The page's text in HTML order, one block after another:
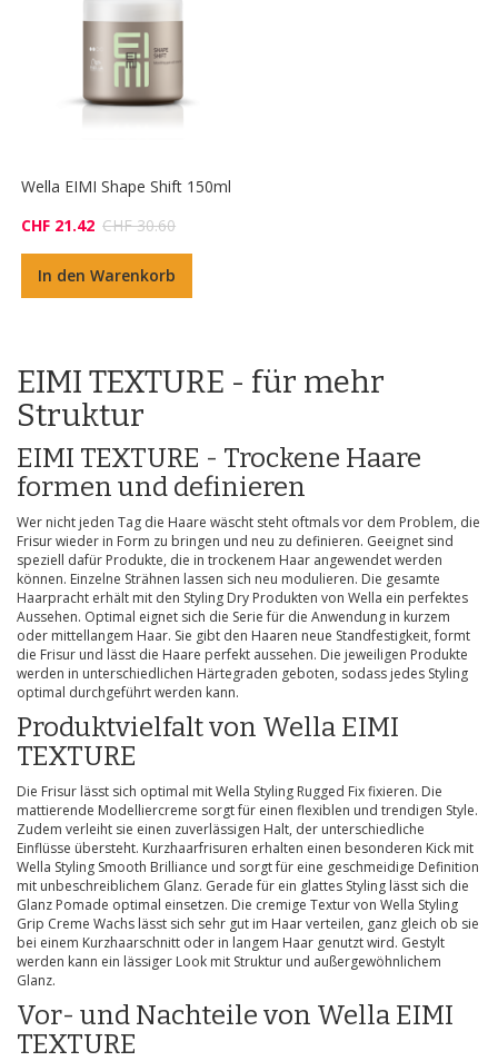
Wella EIMI Shape Shift 150ml
CHF 21.42 CHF 30.60
In den Warenkorb
EIMI TEXTURE - für mehr
Struktur
EIMI TEXTURE - Trockene Haare
formen und definieren
Wer nicht jeden Tag die Haare wäscht steht oftmals vor dem Problem, die
Frisur wieder in Form zu bringen und neu zu definieren. Geeignet sind
speziell dafür Produkte, die in trockenem Haar angewendet werden
können. Einzelne Strähnen lassen sich neu modulieren. Die gesamte
Haarpracht erhält mit den Styling Dry Produkten von Wella ein perfektes
Aussehen. Optimal eignet sich die Serie für die Anwendung in kurzem
oder mittellangem Haar. Sie gibt den Haaren neue Standfestigkeit, formt
die Frisur und lässt die Haare perfekt aussehen. Die jeweiligen Produkte
werden in unterschiedlichen Härtegraden geboten, sodass jedes Styling
optimal durchgeführt werden kann.
Produktvielfalt von Wella EIMI
TEXTURE
Die Frisur lässt sich optimal mit Wella Styling Rugged Fix fixieren. Die
mattierende Modelliercreme sorgt für einen flexiblen und trendigen Style.
Zudem verleiht sie einen zuverlässigen Halt, der unterschiedliche
Einflüsse übersteht. Kurzhaarfrisuren erhalten einen besonderen Kick mit
Wella Styling Smooth Brilliance und sorgt für eine geschmeidige Definition
mit unbeschreiblichem Glanz. Gerade für ein glattes Styling lässt sich die
Glanz Pomade optimal einsetzen. Die cremige Textur von Wella Styling
Grip Creme Wachs lässt sich sehr gut im Haar verteilen, ganz gleich ob sie
bei einem Kurzhaarschnitt oder in langem Haar genutzt wird. Gestylt
werden kann ein lässiger Look mit Struktur und außergewöhnlichem
Glanz.
Vor- und Nachteile von Wella EIMI
TEXTURE